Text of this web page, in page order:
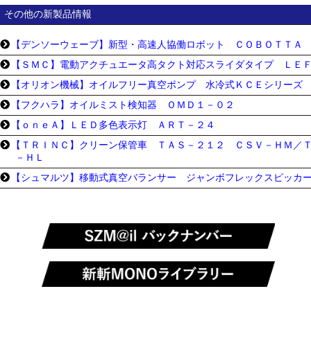
その他の新製品情報
【デンソーウェーブ】新型・高速人協働ロボット ＣＯＢＯＴＴ
【ＳＭＣ】電動アクチュエータ高タクト対応スライダタイプ ＬＥ
【オリオン機械】オイルフリー真空ポンプ 水冷式ＫＣＥシリーズ
【フクハラ】オイルミスト検知器 ＯＭＤ１－０２
【ｏｎｅＡ】ＬＥＤ多色表示灯 ＡＲＴ－２４
【ＴＲＩＮＣ】クリーン保管車 ＴＡＳ－２１２ ＣＳＶ－ＨＭ／
－ＨＬ
【シュマルツ】移動式真空バランサー ジャンボフレックスピッカ